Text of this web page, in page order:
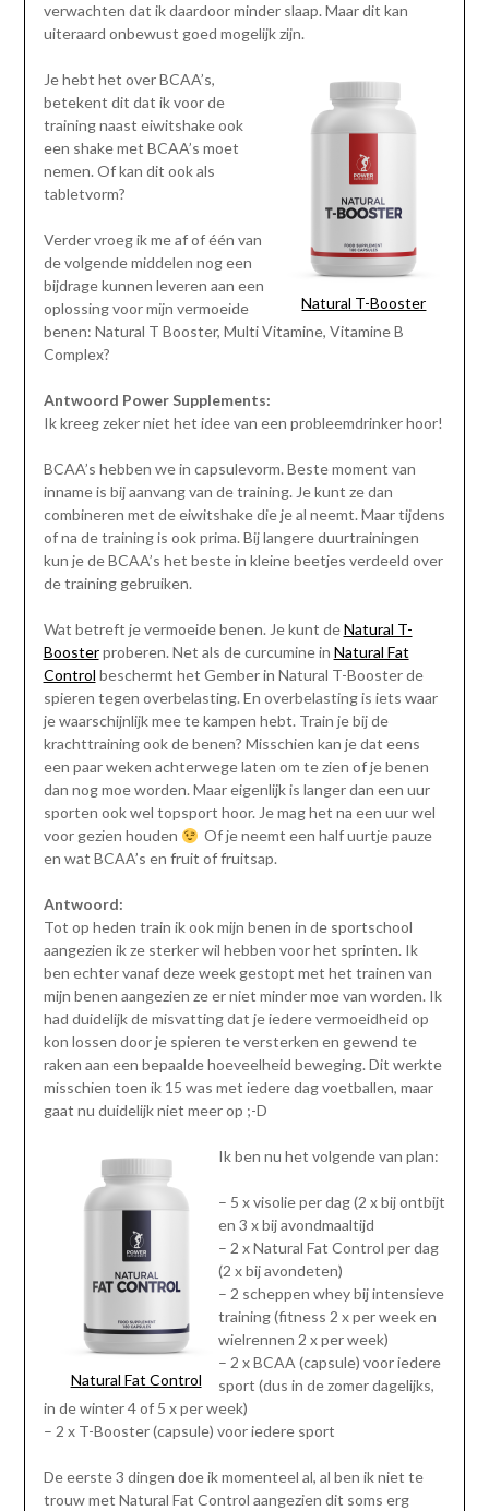
verwachten dat ik daardoor minder slaap. Maar dit kan
uiteraard onbewust goed mogelijk zijn.
Natural T-Booster
Je hebt het over BCAA’s,
betekent dit dat ik voor de
training naast eiwitshake ook
een shake met BCAA’s moet
nemen. Of kan dit ook als
tabletvorm?
Verder vroeg ik me af of één van
de volgende middelen nog een
bijdrage kunnen leveren aan een
oplossing voor mijn vermoeide
benen: Natural T Booster, Multi Vitamine, Vitamine B
Complex?
Antwoord Power Supplements:
Ik kreeg zeker niet het idee van een probleemdrinker hoor!
BCAA’s hebben we in capsulevorm. Beste moment van
inname is bij aanvang van de training. Je kunt ze dan
combineren met de eiwitshake die je al neemt. Maar tijdens
of na de training is ook prima. Bij langere duurtrainingen
kun je de BCAA’s het beste in kleine beetjes verdeeld over
de training gebruiken.
Wat betreft je vermoeide benen. Je kunt deNatural T-
Boosterproberen. Net als de curcumine in Natural Fat
Control beschermt het Gember in Natural T-Booster de
spieren tegen overbelasting. En overbelasting is iets waar
je waarschijnlijk mee te kampen hebt. Train je bij de
krachttraining ook de benen? Misschien kan je dat eens
een paar weken achterwege laten om te zien of je benen
dan nog moe worden. Maar eigenlijk is langer dan een uur
sporten ook wel topsport hoor. Je mag het na een uur wel
voor gezien houden
Of je neemt een half uurtje pauze
en wat BCAA’s en fruit of fruitsap.
Antwoord:
Tot op heden train ik ook mijn benen in de sportschool
aangezien ik ze sterker wil hebben voor het sprinten. Ik
ben echter vanaf deze week gestopt met het trainen van
mijn benen aangezien ze er niet minder moe van worden. Ik
had duidelijk de misvatting dat je iedere vermoeidheid op
kon lossen door je spieren te versterken en gewend te
raken aan een bepaalde hoeveelheid beweging. Dit werkte
misschien toen ik 15 was met iedere dag voetballen, maar
gaat nu duidelijk niet meer op ;-D
Natural Fat Control
Ik ben nu het volgende van plan:
– 5 x visolie per dag (2 x bij ontbijt
en 3 x bij avondmaaltijd
– 2 x Natural Fat Control per dag
(2 x bij avondeten)
– 2 scheppen whey bij intensieve
training (fitness 2 x per week en
wielrennen 2 x per week)
– 2 x BCAA (capsule) voor iedere
sport (dus in de zomer dagelijks,
in de winter 4 of 5 x per week)
– 2 x T-Booster (capsule) voor iedere sport
De eerste 3 dingen doe ik momenteel al, al ben ik niet te
trouw met Natural Fat Control aangezien dit soms erg